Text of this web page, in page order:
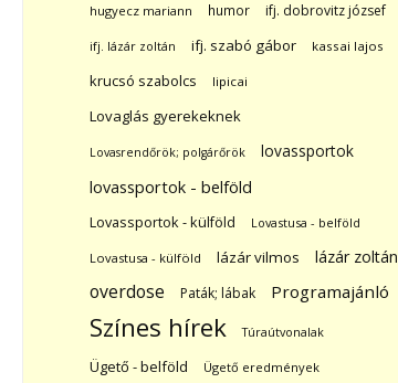
hugyecz mariann humor ifj. dobrovitz józsef
ifj. lázár zoltán ifj. szabó gábor kassai lajos
krucsó szabolcs lipicai
Lovaglás gyerekeknek
Lovasrendőrök; polgárőrök
lovassportok
lovassportok - belföld
Lovassportok - külföld Lovastusa - belföld
Lovastusa - külföld lázár vilmos lázár zoltán
overdose Paták; lábak Programajánló
Színes hírek Túraútvonalak
Ügető - belföld Ügető eredmények